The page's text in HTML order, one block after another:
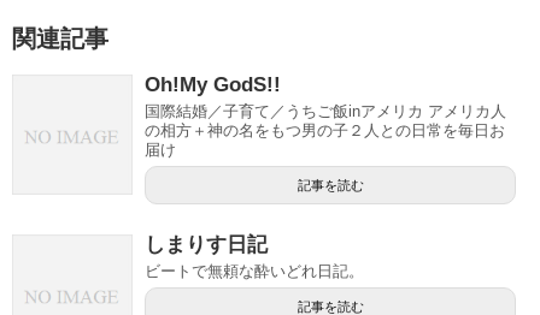
関連記事
Oh!My GodS!!
国際結婚／子育て／うちご飯inアメリカ アメリカ人
の相方＋神の名をもつ男の子２人との日常を毎日お
届け
記事を読む
しまりす日記
ビートで無頼な酔いどれ日記。
記事を読む